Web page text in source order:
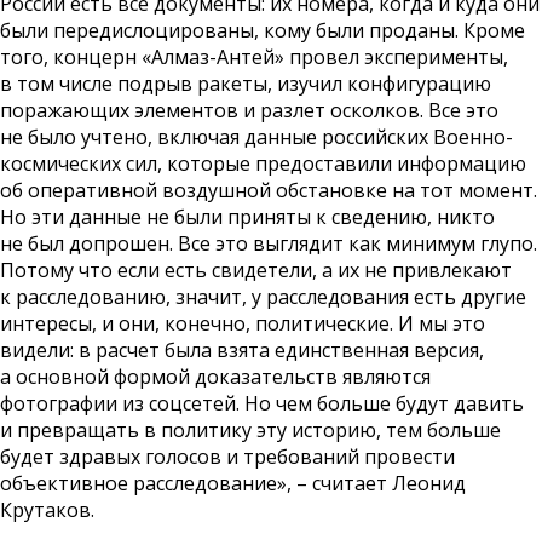
были передислоцированы, кому были проданы. Кроме
того, концерн «Алмаз-Антей» провел эксперименты,
в том числе подрыв ракеты, изучил конфигурацию
поражающих элементов и разлет осколков. Все это
не было учтено, включая данные российских Военно-
космических сил, которые предоставили информацию
об оперативной воздушной обстановке на тот момент.
Но эти данные не были приняты к сведению, никто
не был допрошен. Все это выглядит как минимум глупо.
Потому что если есть свидетели, а их не привлекают
к расследованию, значит, у расследования есть другие
интересы, и они, конечно, политические. И мы это
видели: в расчет была взята единственная версия,
а основной формой доказательств являются
фотографии из соцсетей. Но чем больше будут давить
и превращать в политику эту историю, тем больше
будет здравых голосов и требований провести
объективное расследование», – считает Леонид
Крутаков.